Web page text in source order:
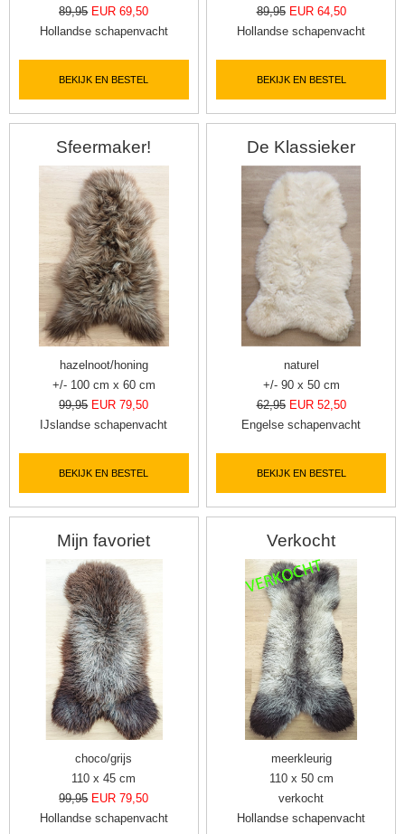
89,95 EUR 69,50
Hollandse schapenvacht
BEKIJK EN BESTEL
89,95 EUR 64,50
Hollandse schapenvacht
BEKIJK EN BESTEL
Sfeermaker!
hazelnoot/honing
+/- 100 cm x 60 cm
99,95 EUR 79,50
IJslandse schapenvacht
BEKIJK EN BESTEL
De Klassieker
naturel
+/- 90 x 50 cm
62,95 EUR 52,50
Engelse schapenvacht
BEKIJK EN BESTEL
Mijn favoriet
choco/grijs
110 x 45 cm
99,95 EUR 79,50
Hollandse schapenvacht
Verkocht
meerkleurig
110 x 50 cm
verkocht
Hollandse schapenvacht